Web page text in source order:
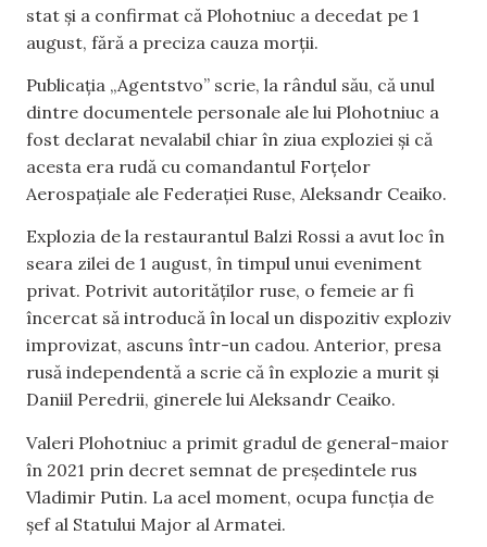
stat și a confirmat că Plohotniuc a decedat pe 1
august, fără a preciza cauza morții.
Publicația „Agentstvo” scrie, la rândul său, că unul
dintre documentele personale ale lui Plohotniuc a
fost declarat nevalabil chiar în ziua exploziei și că
acesta era rudă cu comandantul Forțelor
Aerospațiale ale Federației Ruse, Aleksandr Ceaiko.
Explozia de la restaurantul Balzi Rossi a avut loc în
seara zilei de 1 august, în timpul unui eveniment
privat. Potrivit autorităților ruse, o femeie ar fi
încercat să introducă în local un dispozitiv exploziv
improvizat, ascuns într-un cadou. Anterior, presa
rusă independentă a scrie că în explozie a murit și
Daniil Peredrii, ginerele lui Aleksandr Ceaiko.
Valeri Plohotniuc a primit gradul de general-maior
în 2021 prin decret semnat de președintele rus
Vladimir Putin. La acel moment, ocupa funcția de
șef al Statului Major al Armatei.